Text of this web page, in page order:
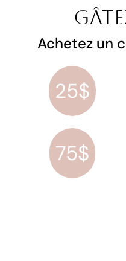
Achetez un
25$
75$